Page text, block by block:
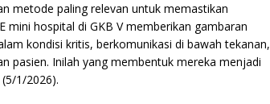
metode paling relevan untuk memastikan
mini hospital di GKB V memberikan gambaran
kondisi kritis, berkomunikasi di bawah tekanan,
pasien. Inilah yang membentuk mereka menjadi
1/2026).